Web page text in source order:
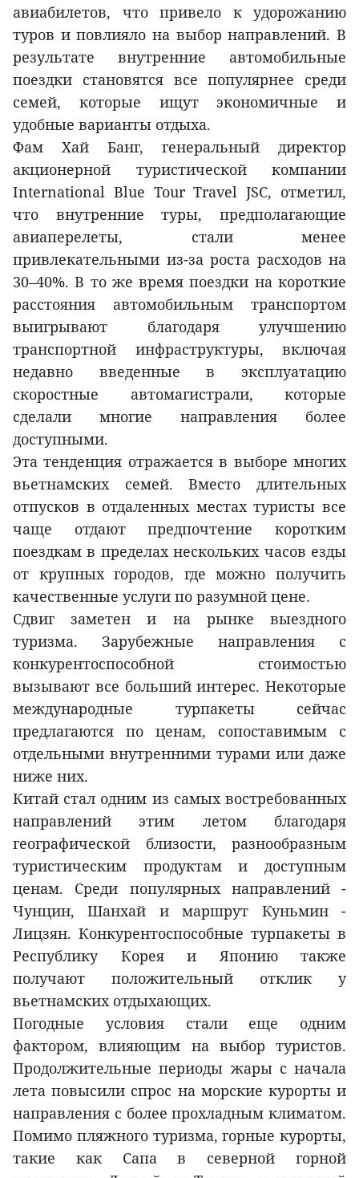
авиабилетов, что привело к удорожанию
туров и повлияло на выбор направлений. В
результате внутренние автомобильные
поездки становятся все популярнее среди
семей, которые ищут экономичные и
удобные варианты отдыха.
Фам Хай Банг, генеральный директор
акционерной туристической компании
International Blue Tour Travel JSC, отметил,
что внутренние туры, предполагающие
авиаперелеты, стали менее
привлекательными из-за роста расходов на
30–40%. В то же время поездки на короткие
расстояния автомобильным транспортом
выигрывают благодаря улучшению
транспортной инфраструктуры, включая
недавно введенные в эксплуатацию
скоростные автомагистрали, которые
сделали многие направления более
доступными.
Эта тенденция отражается в выборе многих
вьетнамских семей. Вместо длительных
отпусков в отдаленных местах туристы все
чаще отдают предпочтение коротким
поездкам в пределах нескольких часов езды
от крупных городов, где можно получить
качественные услуги по разумной цене.
Сдвиг заметен и на рынке выездного
туризма. Зарубежные направления с
конкурентоспособной стоимостью
вызывают все больший интерес. Некоторые
международные турпакеты сейчас
предлагаются по ценам, сопоставимым с
отдельными внутренними турами или даже
ниже них.
Китай стал одним из самых востребованных
направлений этим летом благодаря
географической близости, разнообразным
туристическим продуктам и доступным
ценам. Среди популярных направлений -
Чунцин, Шанхай и маршрут Куньмин -
Лицзян. Конкурентоспособные турпакеты в
Республику Корея и Японию также
получают положительный отклик у
вьетнамских отдыхающих.
Погодные условия стали еще одним
фактором, влияющим на выбор туристов.
Продолжительные периоды жары с начала
лета повысили спрос на морские курорты и
направления с более прохладным климатом.
Помимо пляжного туризма, горные курорты,
такие как Сапа в северной горной